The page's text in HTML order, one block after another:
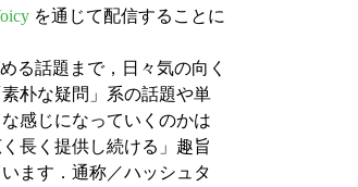
を通じて配信することに
る話題まで，日々気の向く
朴な疑問」系の話題や単
感じになっていくのかは
長く提供し続ける」趣旨
ます．通称／ハッシュタ